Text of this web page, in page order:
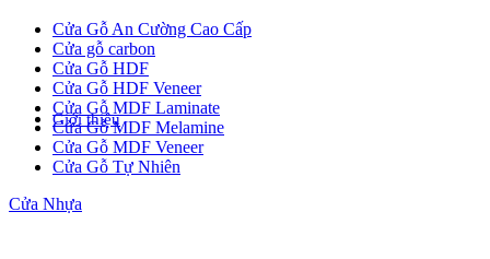
Giới thiệu
Cửa Gỗ An Cường Cao Cấp
Cửa gỗ carbon
Cửa Gỗ HDF
Cửa Gỗ HDF Veneer
Cửa Gỗ MDF Laminate
Cửa Gỗ MDF Melamine
Cửa Gỗ MDF Veneer
Cửa Gỗ Tự Nhiên
Cửa Nhựa